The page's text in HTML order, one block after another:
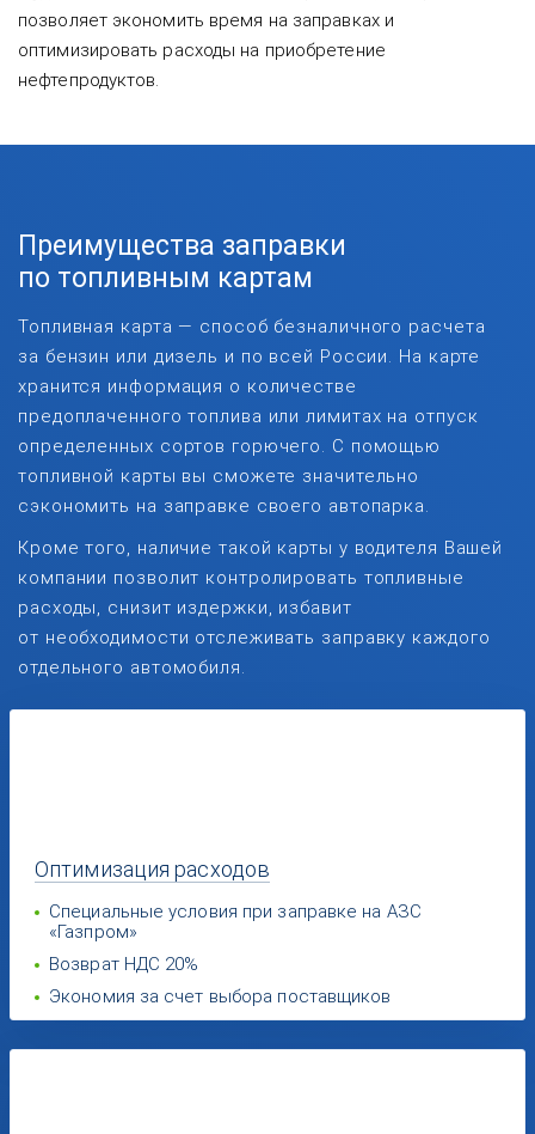
позволяет экономить время на заправках и
оптимизировать расходы на приобретение
нефтепродуктов.
Преимущества заправки
по топливным картам
Топливная карта — способ безналичного расчета
за бензин или дизель и по всей России. На карте
хранится информация о количестве
предоплаченного топлива или лимитах на отпуск
определенных сортов горючего. С помощью
топливной карты вы сможете значительно
сэкономить на заправке своего автопарка.
Кроме того, наличие такой карты у водителя Вашей
компании позволит контролировать топливные
расходы, снизит издержки, избавит
от необходимости отслеживать заправку каждого
отдельного автомобиля.
Оптимизациярасходов
Специальные условия при заправке на АЗС
«Газпром»
Возврат НДС 20%
Экономия за счет выбора поставщиков